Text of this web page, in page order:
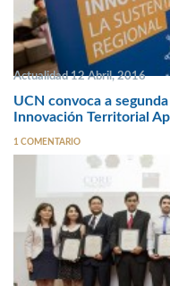
Actualidad 12 Abril, 2016
UCN convoca a
Innovación Territorial
1 COMENTARIO